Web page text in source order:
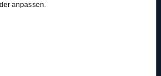
Impressum
anpassen.
Service-Gruppen, für die eine